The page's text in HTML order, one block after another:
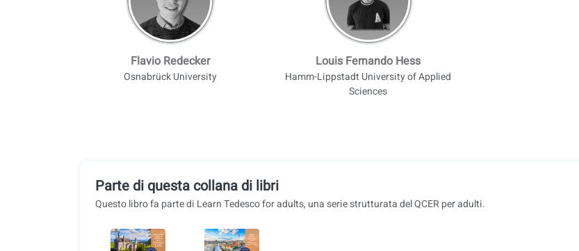
Flavio Redecker
Osnabrück University
Louis Fernando Hess
Hamm-Lippstadt University of Applied
Sciences
Parte di questa collana di libri
Questo libro fa parte di Learn Tedesco for adults, una serie strutturata del QCER per adulti.